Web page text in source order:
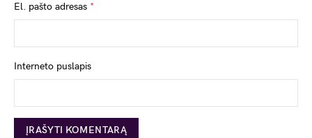
El. pašto adresas *
Interneto puslapis